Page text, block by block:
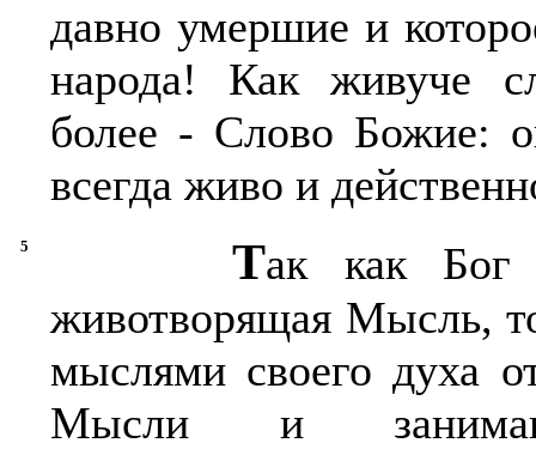
давно умершие и
народа! Как живуче
более - Слово Божие:
всегда живо и
5 Так как Бог
животворящая Мысль,
мыслями своего духа
Мысли и